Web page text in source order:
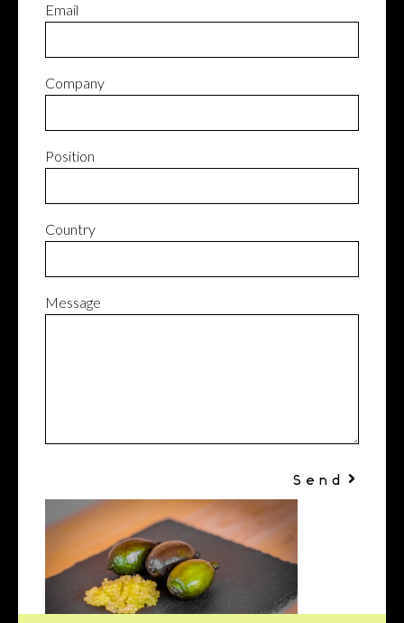
Email
Company
Position
Country
Message
Send